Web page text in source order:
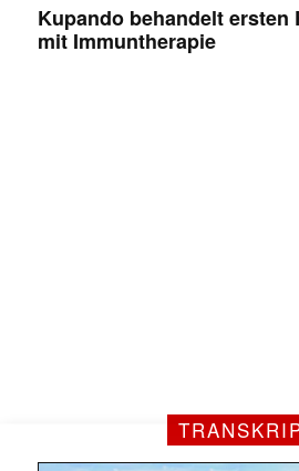
Kupando behandelt ersten
mit Immuntherapie